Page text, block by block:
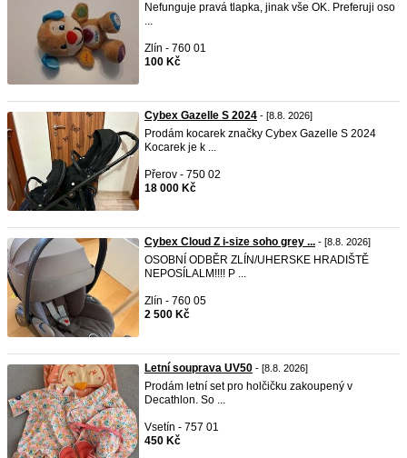
Nefunguje pravá tlapka, jinak vše OK. Preferuji oso
...
Zlín - 760 01
100 Kč
Cybex Gazelle S 2024 - [8.8. 2026]
Prodám kocarek značky Cybex Gazelle S 2024
Kocarek je k ...
Přerov - 750 02
18 000 Kč
Cybex Cloud Z i-size soho grey ... - [8.8. 2026]
OSOBNÍ ODBĚR ZLÍN/UHERSKE HRADIŠTĚ
NEPOSÍLALM!!!! P ...
Zlín - 760 05
2 500 Kč
Letní souprava UV50 - [8.8. 2026]
Prodám letní set pro holčičku zakoupený v
Decathlon. So ...
Vsetín - 757 01
450 Kč